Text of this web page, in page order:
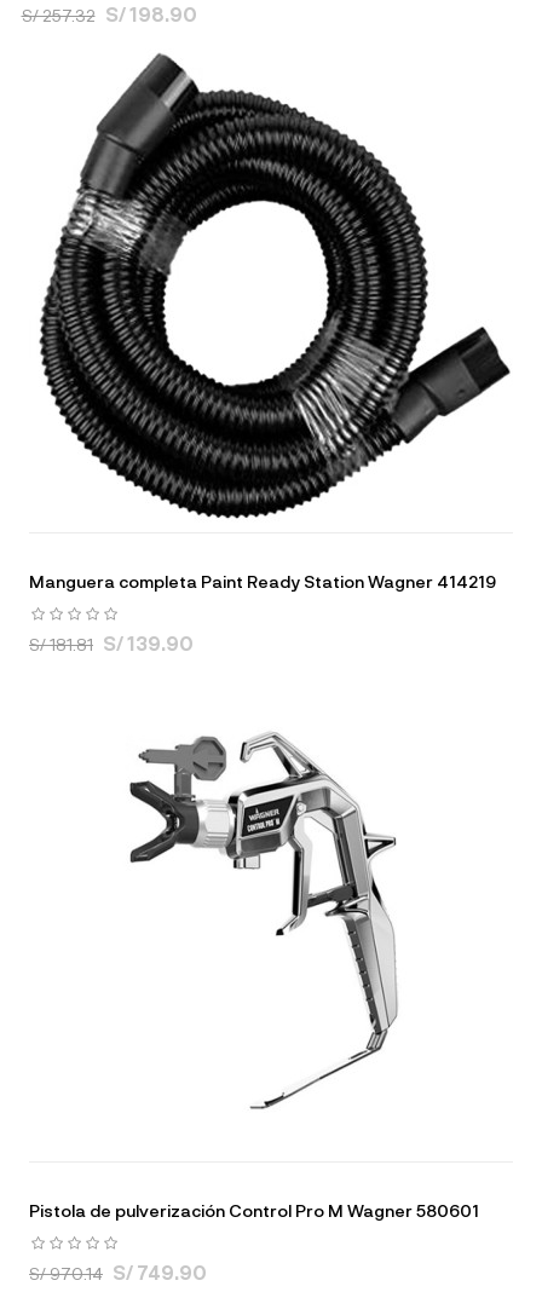
S/ 257.32 S/ 198.90
Manguera completa Paint Ready Station Wagner 414219
S/ 181.81 S/ 139.90
Pistola de pulverización Control Pro M Wagner 580601
S/ 970.14 S/ 749.90